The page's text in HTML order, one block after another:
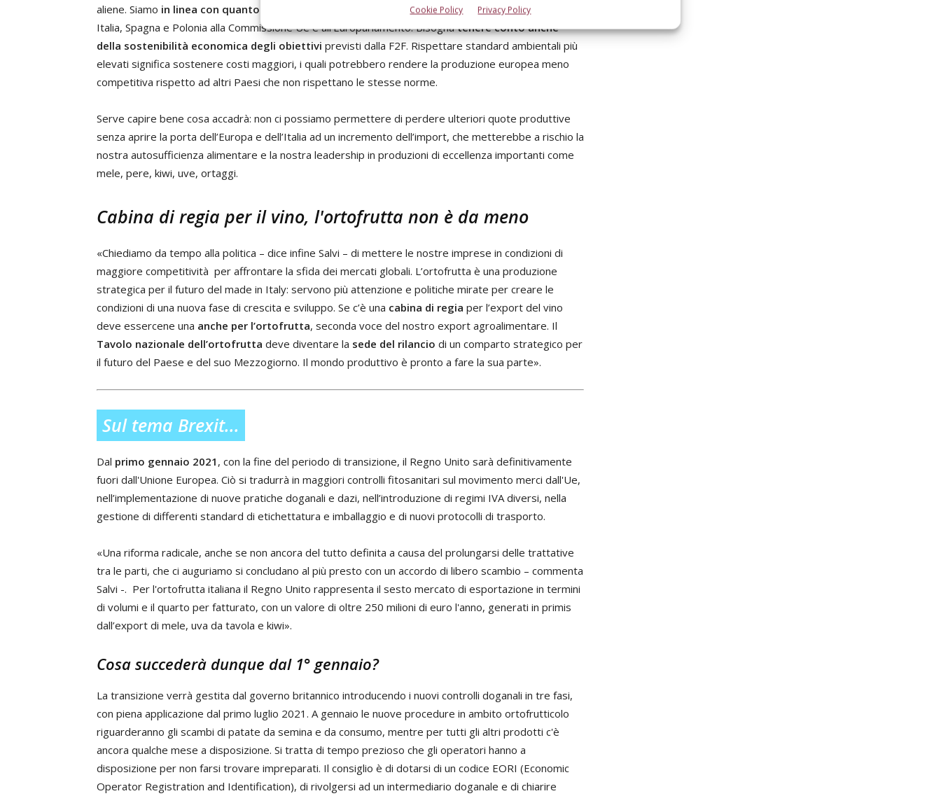
Cookie Policy Privacy Policy
aliene. Siamo in linea con quanto chiesto dalle centrali cooperativedi Belgio, Francia, Germania,
Italia, Spagna e Polonia alla Commissione Ue e all’Europarlamento. Bisognatenere conto anche
della sostenibilità economica degli obiettivi previsti dalla F2F. Rispettare standard ambientali più
elevati significa sostenere costi maggiori, i quali potrebbero rendere la produzione europea meno
competitiva rispetto ad altri Paesi che non rispettano le stesse norme.
Serve capire bene cosa accadrà: non ci possiamo permettere di perdere ulteriori quote produttive
senza aprire la porta dell’Europa e dell’Italia ad un incremento dell’import, che metterebbe a rischio la
nostra autosufficienza alimentare e la nostra leadership in produzioni di eccellenza importanti come
mele, pere, kiwi, uve, ortaggi.
Cabina di regia per il vino, l'ortofrutta non è da meno
«Chiediamo da tempo alla politica – dice infine Salvi – di mettere le nostre imprese in condizioni di
maggiore competitività per affrontare la sfida dei mercati globali. L’ortofrutta è una produzione
strategica per il futuro del made in Italy: servono più attenzione e politiche mirate per creare le
condizioni di una nuova fase di crescita e sviluppo. Se c’è una cabina di regia per l’export del vino
deve essercene una anche per l’ortofrutta, seconda voce del nostro export agroalimentare. Il
Tavolo nazionale dell’ortofrutta deve diventare la sede del rilancio di un comparto strategico per
il futuro del Paese e del suo Mezzogiorno. Il mondo produttivo è pronto a fare la sua parte».
Sul tema Brexit...
Dal primo gennaio 2021 , con la fine del periodo di transizione, il Regno Unito sarà definitivamente
fuori dall'Unione Europea. Ciò si tradurrà in maggiori controlli fitosanitari sul movimento merci dall'Ue,
nell’implementazione di nuove pratiche doganali e dazi, nell’introduzione di regimi IVA diversi, nella
gestione di differenti standard di etichettatura e imballaggio e di nuovi protocolli di trasporto.
«Una riforma radicale, anche se non ancora del tutto definita a causa del prolungarsi delle trattative
tra le parti, che ci auguriamo si concludano al più presto con un accordo di libero scambio – commenta
Salvi -. Per l'ortofrutta italiana il Regno Unito rappresenta il sesto mercato di esportazione in termini
di volumi e il quarto per fatturato, con un valore di oltre 250 milioni di euro l'anno, generati in primis
dall’export di mele, uva da tavola e kiwi».
Cosa succederà dunque dal 1° gennaio?
La transizione verrà gestita dal governo britannico introducendo i nuovi controlli doganali in tre fasi,
con piena applicazione dal primo luglio 2021. A gennaio le nuove procedure in ambito ortofrutticolo
riguarderanno gli scambi di patate da semina e da consumo, mentre per tutti gli altri prodotti c'è
ancora qualche mese a disposizione. Si tratta di tempo prezioso che gli operatori hanno a
disposizione per non farsi trovare impreparati. Il consiglio è di dotarsi di un codice EORI (Economic
Operator Registration and Identification), di rivolgersi ad un intermediario doganale e di chiarire